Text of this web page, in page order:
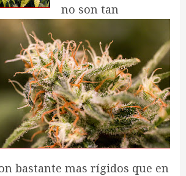
no son tan
bastante mas rígidos que en